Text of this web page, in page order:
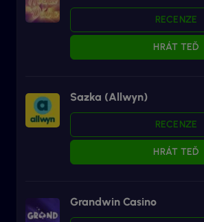
RECENZE
HRÁT TEĎ
Sazka (Allwyn)
RECENZE
HRÁT TEĎ
Grandwin Casino